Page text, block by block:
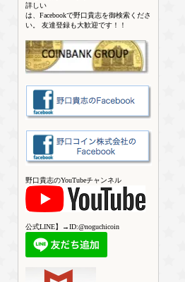
詳しい
は、Facebookで野口貴志を御検索くださ
い。 友達登録も大歓迎です！！
野口貴志のYouTubeチャンネル
公式LINE】→ID:@noguchicoin